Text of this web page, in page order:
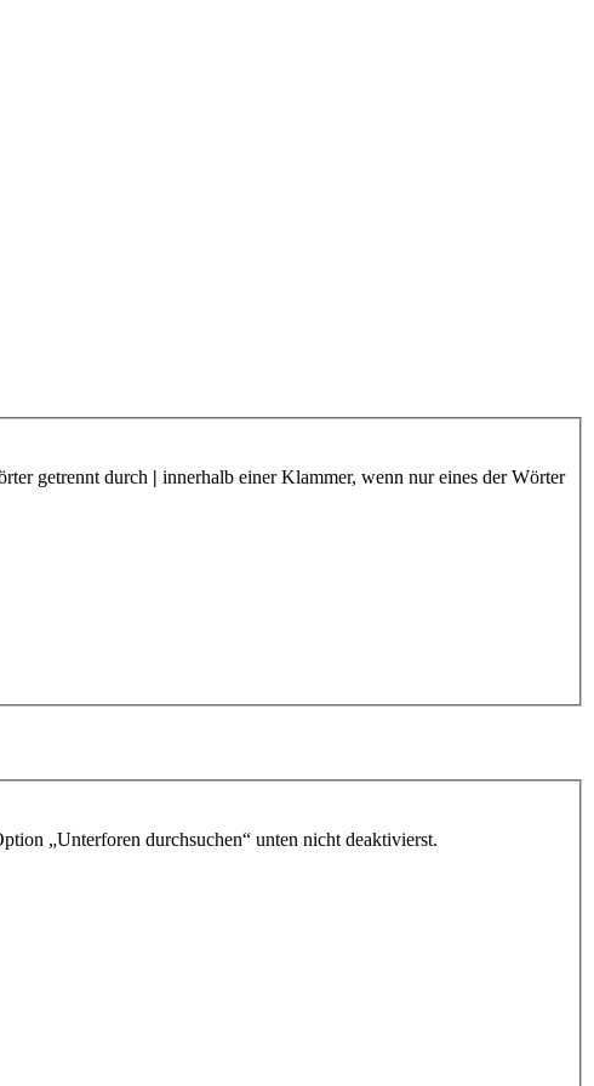
getrennt durch | innerhalb einer Klammer, wenn nur eines der Wörter
„Unterforen durchsuchen“ unten nicht deaktivierst.